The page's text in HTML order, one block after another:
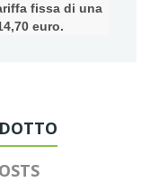
fissa di una
euro.